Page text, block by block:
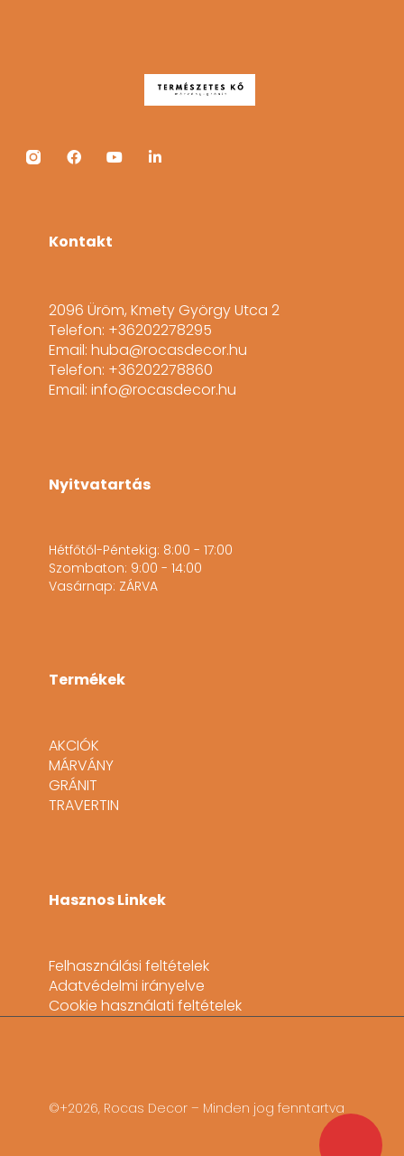
Kontakt
2096 Üröm, Kmety György Utca 2
Telefon: +36202278295
Email: huba@rocasdecor.hu
Telefon: +36202278860
Email: info@rocasdecor.hu
Nyitvatartás
Hétfőtől-Péntekig: 8:00 - 17:00
Szombaton: 9:00 - 14:00
Vasárnap: ZÁRVA
Termékek
AKCIÓK
MÁRVÁNY
GRÁNIT
TRAVERTIN
Hasznos Linkek
Felhasználási feltételek
Adatvédelmi irányelve
Cookie használati feltételek
©+2026, Rocas Decor – Minden jog fenntartva